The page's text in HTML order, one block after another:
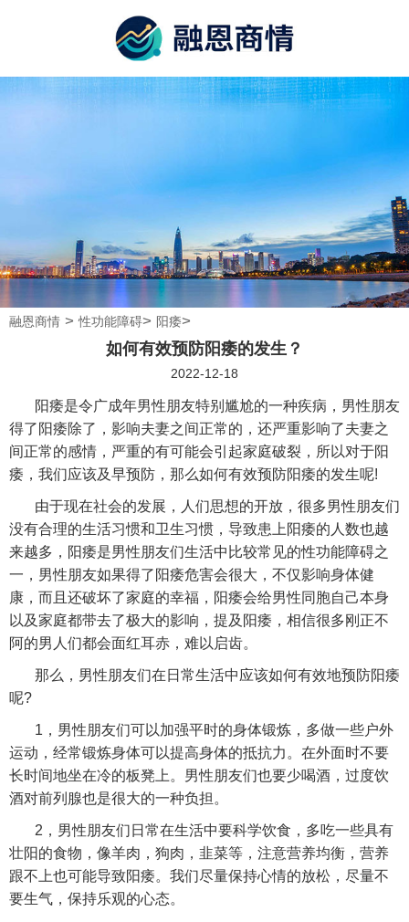
融恩商情 >性功能障碍> 阳痿>
如何有效预防阳痿的发生？
2022-12-18
阳痿是令广成年男性朋友特别尴尬的一种疾病，男性朋友
得了阳痿除了，影响夫妻之间正常的，还严重影响了夫妻之
间正常的感情，严重的有可能会引起家庭破裂，所以对于阳
痿，我们应该及早预防，那么如何有效预防阳痿的发生呢!
由于现在社会的发展，人们思想的开放，很多男性朋友们
没有合理的生活习惯和卫生习惯，导致患上阳痿的人数也越
来越多，阳痿是男性朋友们生活中比较常见的性功能障碍之
一，男性朋友如果得了阳痿危害会很大，不仅影响身体健
康，而且还破坏了家庭的幸福，阳痿会给男性同胞自己本身
以及家庭都带去了极大的影响，提及阳痿，相信很多刚正不
阿的男人们都会面红耳赤，难以启齿。
那么，男性朋友们在日常生活中应该如何有效地预防阳痿
呢?
1，男性朋友们可以加强平时的身体锻炼，多做一些户外
运动，经常锻炼身体可以提高身体的抵抗力。在外面时不要
长时间地坐在冷的板凳上。男性朋友们也要少喝酒，过度饮
酒对前列腺也是很大的一种负担。
2，男性朋友们日常在生活中要科学饮食，多吃一些具有
壮阳的食物，像羊肉，狗肉，韭菜等，注意营养均衡，营养
跟不上也可能导致阳痿。我们尽量保持心情的放松，尽量不
要生气，保持乐观的心态。